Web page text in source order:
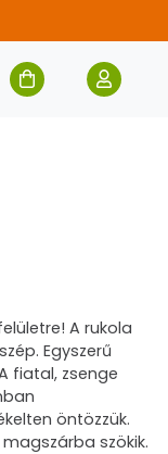
A rukola
Egyszerű
fiatal, zsenge
öntözzük.
szökik.